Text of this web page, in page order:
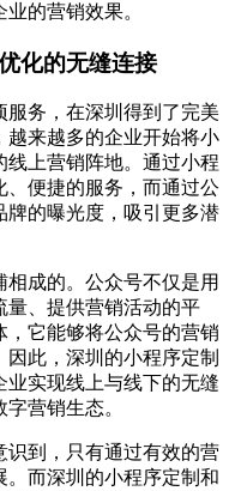
的营销效果。
化的无缝连接
务，在深圳得到了完美
越来越多的企业开始将小
上营销阵地。通过小程
、便捷的服务，而通过公
牌的曝光度，吸引更多潜
成的。公众号不仅是用
量、提供营销活动的平
，它能够将公众号的营销
此，深圳的小程序定制
实现线上与线下的无缝
营销生态。
识到，只有通过有效的营
而深圳的小程序定制和